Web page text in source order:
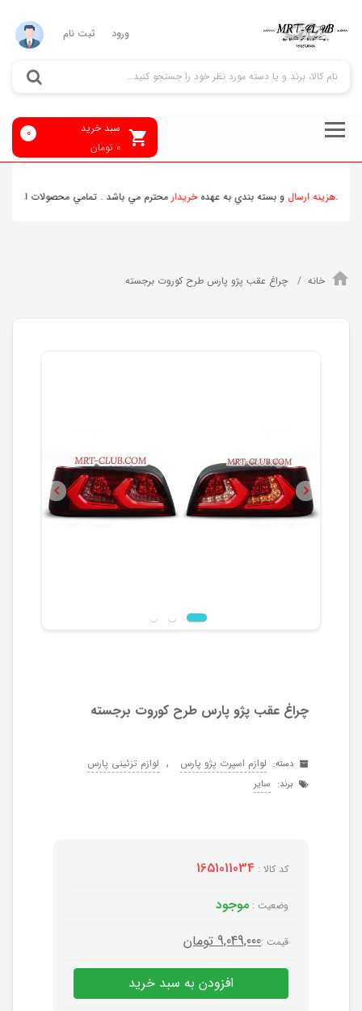
ورود ثبت نام
سبد خرید
0 تومان
0
هزينه ارسالو بسته بندي به عهدهخريدارمحترم مي باشد . تمامي محصولات ارسالي
خانه چراغ عقب پژو پارس طرح کوروت برجسته
Previous Next
چراغ عقب پژو پارس طرح کوروت برجسته
دسته: لوازم اسپرت پژو پارس , لوازم تزئینی پارس
برند: سایر
کد کالا : 1651011034
وضعیت : موجود
قیمت :9,049,000 تومان
افزودن به سبد خرید